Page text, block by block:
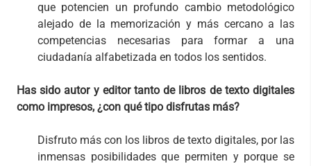
que potencien un profundo cambio metodológico
alejado de la memorización y más cercano a las
competencias necesarias para formar a una
ciudadanía alfabetizada en todos los sentidos.
Has sido autor y editor tanto de libros de texto digitales
como impresos, ¿con qué tipo disfrutas más?
Disfruto más con los libros de texto digitales, por las
inmensas posibilidades que permiten y porque se